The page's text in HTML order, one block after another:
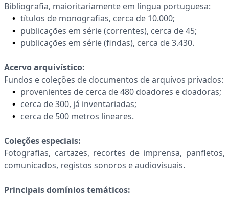
Bibliografia, maioritariamente em língua portuguesa:
títulos de monografias, cerca de 10.000;
publicações em série (correntes), cerca de 45;
publicações em série (findas), cerca de 3.430.
Acervo arquivístico:
Fundos e coleções de documentos de arquivos privados:
provenientes de cerca de 480 doadores e doadoras;
cerca de 300, já inventariadas;
cerca de 500 metros lineares.
Coleções especiais:
Fotografias, cartazes, recortes de imprensa, panfletos,
comunicados, registos sonoros e audiovisuais.
Principais domínios temáticos: